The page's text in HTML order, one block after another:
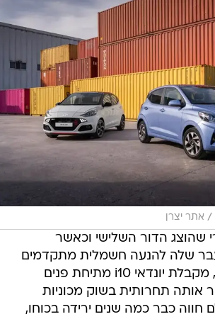
/ אתר יצרן
שהוצג הדור השלישי וכאשר
שלה להנעה חשמלית מתקדמים
לקראת מציאות, מקבלת יונדאי i10 מתיחת פנים
אותה תחרותית בשוק מכוניות
חווה כבר כמה שנים ירידה בכוחו,